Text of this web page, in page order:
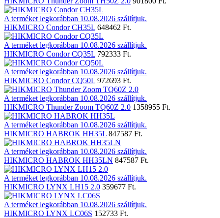
A terméket legkorábban 10.08.2026 szállítjuk.
HIKMICRO Condor CH35L 648462 Ft.
A terméket legkorábban 10.08.2026 szállítjuk.
HIKMICRO Condor CQ35L 792333 Ft.
A terméket legkorábban 10.08.2026 szállítjuk.
HIKMICRO Condor CQ50L 972693 Ft.
A terméket legkorábban 10.08.2026 szállítjuk.
HIKMICRO Thunder Zoom TQ60Z 2.0 1358955 Ft.
A terméket legkorábban 10.08.2026 szállítjuk.
HIKMICRO HABROK HH35L 847587 Ft.
A terméket legkorábban 10.08.2026 szállítjuk.
HIKMICRO HABROK HH35LN 847587 Ft.
A terméket legkorábban 10.08.2026 szállítjuk.
HIKMICRO LYNX LH15 2.0 359677 Ft.
A terméket legkorábban 10.08.2026 szállítjuk.
HIKMICRO LYNX LC06S 152733 Ft.